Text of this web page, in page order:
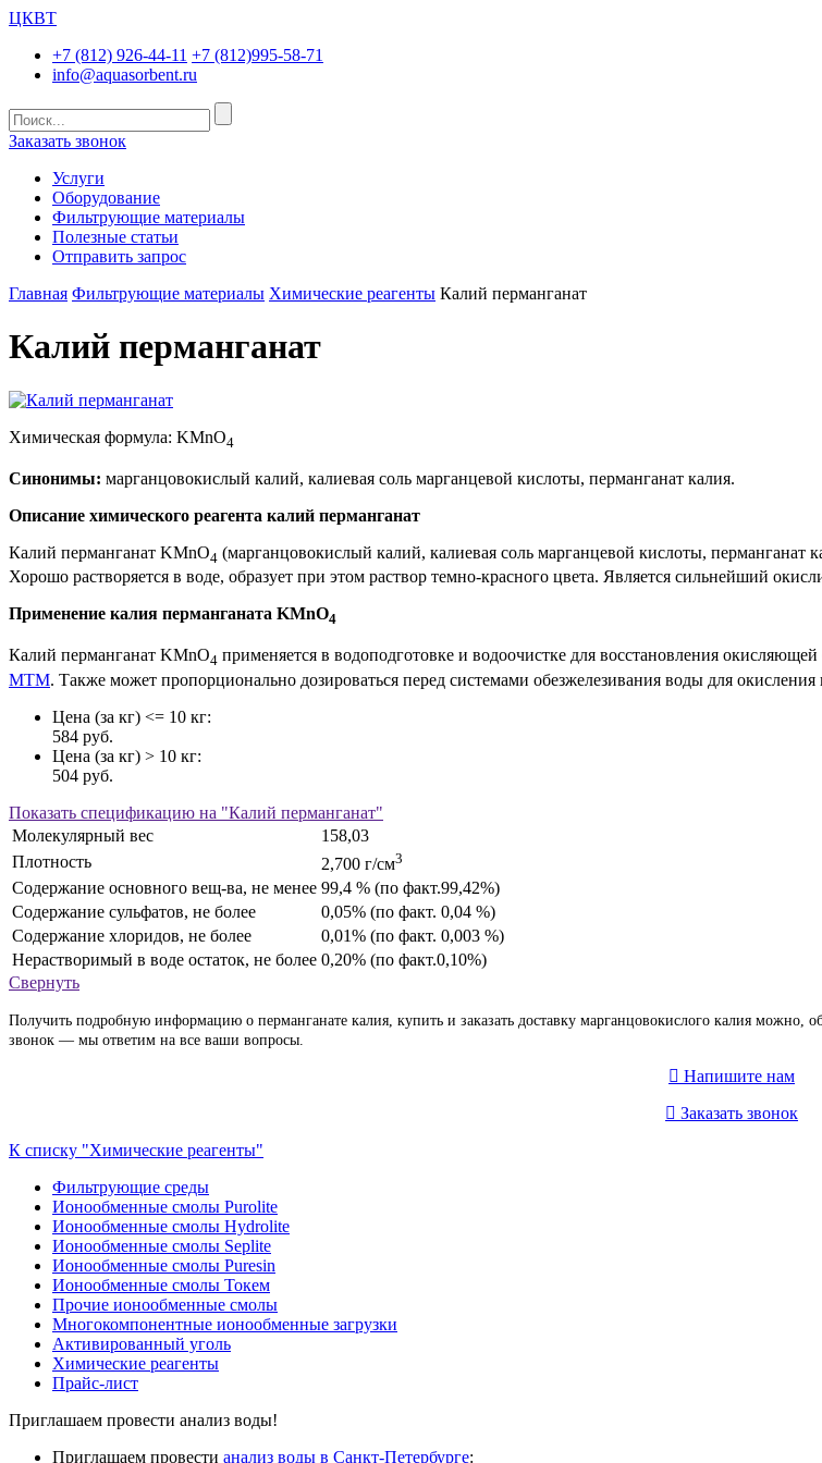
ЦКВТ
+7 (812) 926-44-11 +7 (812)995-58-71
info@aquasorbent.ru
Заказать звонок
Услуги
Оборудование
Фильтрующие материалы
Полезные статьи
Отправить запрос
Главная Фильтрующие материалы Химические реагенты Калий перманганат
Калий перманганат
Химическая формула: KMnO4
Синонимы: марганцовокислый калий, калиевая соль марганцевой кислоты, перманганат калия.
Описание химического реагента калий перманганат
Калий перманганат KMnO4 (марганцовокислый калий, калиевая соль марганцевой кислоты,
Хорошо растворяется в воде, образует при этом раствор темно-красного цвета. Является сильнейший
Применение калия перманганата KMnO4
Калий перманганат KMnO4 применяется в водоподготовке и водоочистке для восстановления
MTM. Также может пропорционально дозироваться перед системами обезжелезивания воды для окисления
Цена (за кг) <= 10 кг:
584 руб.
Цена (за кг) > 10 кг:
504 руб.
Показать спецификацию на "Калий перманганат"
Молекулярный вес
158,03
Плотность
2,700 г/см3
Содержание основного вещ-ва, не менее 99,4 % (по факт.99,42%)
Содержание сульфатов, не более
0,05% (по факт. 0,04 %)
Содержание хлоридов, не более
0,01% (по факт. 0,003 %)
Нерастворимый в воде остаток, не более 0,20% (по факт.0,10%)
Свернуть
Получить подробную информацию о перманганате калия, купить и заказать доставку марганцо­вокис­лого калия можно,
звонок — мы ответим на все ваши вопросы.
Напишите нам
Заказать звонок
К списку "Химические реагенты"
Фильтрующие среды
Ионообменные смолы Purolite
Ионообменные смолы Hydrolite
Ионообменные смолы Seplite
Ионообменные смолы Puresin
Ионообменные смолы Токем
Прочие ионообменные смолы
Многокомпонентные ионообменные загрузки
Активированный уголь
Химические реагенты
Прайс-лист
Приглашаем провести анализ воды!
Приглашаем провести анализ воды в Санкт-Петербурге: